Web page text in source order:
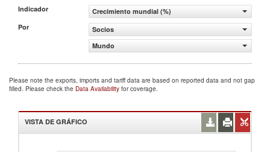
Indicador
Crecimiento mundial (%)
Por
Socios
Mundo
Please note the exports, imports and tariff data are based on reported data and not gap
filled. Please check the Data Availability for coverage.
VISTA DE GRÁFICO